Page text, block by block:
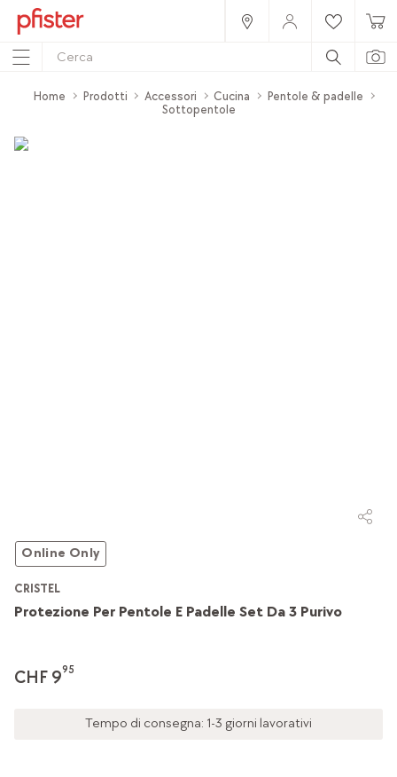
Home Prodotti Accessori Cucina
Pentole & padelle
Sottopentole
Online Only
Protezione Per Pentole E Padelle Set Da 3 Purivo
CRISTEL
CHF 995
Tempo di consegna: 1-3 giorni lavorativi